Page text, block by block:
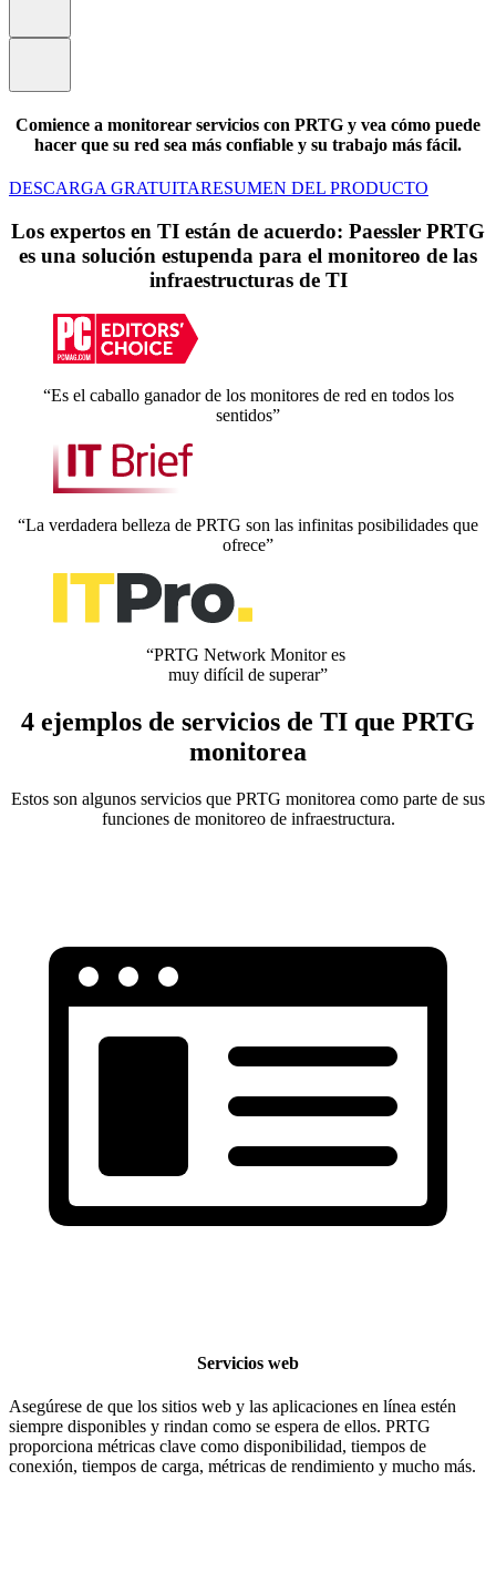
Comience a monitorear servicios con PRTG y vea cómo puede
hacer que su red sea más confiable y su trabajo más fácil.
DESCARGA GRATUITARESUMEN DEL PRODUCTO
Los expertos en TI están de acuerdo: Paessler PRTG
es una solución estupenda para el monitoreo de las
infraestructuras de TI
“Es el caballo ganador de los monitores de red en todos los
sentidos”
“La verdadera belleza de PRTG son las infinitas posibilidades que
ofrece”
“PRTG Network Monitor es
muy difícil de superar”
4 ejemplos de servicios de TI que PRTG
monitorea
Estos son algunos servicios que PRTG monitorea como parte de sus
funciones de monitoreo de infraestructura.
Servicios web
Asegúrese de que los sitios web y las aplicaciones en línea estén
siempre disponibles y rindan como se espera de ellos. PRTG
proporciona métricas clave como disponibilidad, tiempos de
conexión, tiempos de carga, métricas de rendimiento y mucho más.